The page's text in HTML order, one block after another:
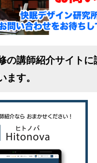
の講師紹介サイトに
ます。